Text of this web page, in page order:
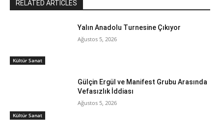
RELATED ARTICLES
Kültür Sanat
Yalın Anadolu Turnesine Çıkıyor
Ağustos 5, 2026
Kültür Sanat
Gülçin Ergül ve Manifest Grubu Arasında
Vefasızlık İddiası
Ağustos 5, 2026